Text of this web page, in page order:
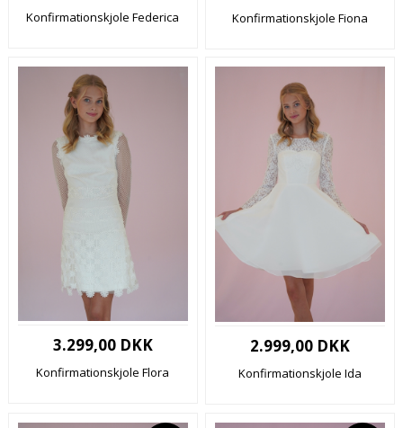
Konfirmationskjole Federica Konfirmationskjole Fiona
3.299,00 DKK
Konfirmationskjole Flora
2.999,00 DKK
Konfirmationskjole Ida